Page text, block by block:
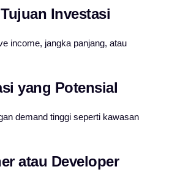
Investasi
income, jangka panjang, atau
yang Potensial
demand tinggi seperti kawasan
atau Developer